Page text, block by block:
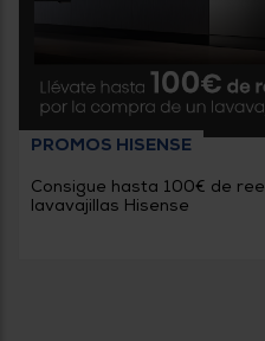
PROMOS HISENSE
Consigue hasta 100€ de
lavavajillas Hisense